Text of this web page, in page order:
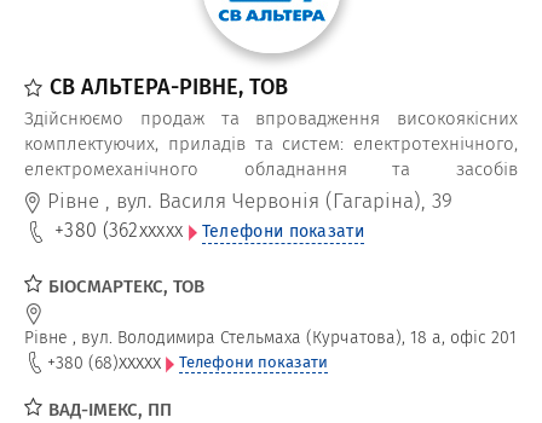
СВ АЛЬТЕРА-РІВНЕ, ТОВ
Здійснюємо продаж та впровадження високоякісних
комплектуючих, приладів та систем: електротехнічного,
електромеханічного обладнання та засобів
автоматизації, провідних європейських виробників
Рівне , вул. Василя Червонія (Гагаріна), 39
+380 (362xxxxx Телефони показати
БІОСМАРТЕКС, ТОВ
Рівне , вул. Володимира Стельмаха (Курчатова), 18 а, офіс 201
+380 (68)xxxxx Телефони показати
ВАД-ІМЕКС, ПП